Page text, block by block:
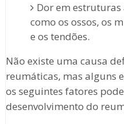
Dor em
como os ossos, os
e os tendões.
Não existe uma causa
reumáticas, mas alguns
os seguintes fatores
desenvolvimento do